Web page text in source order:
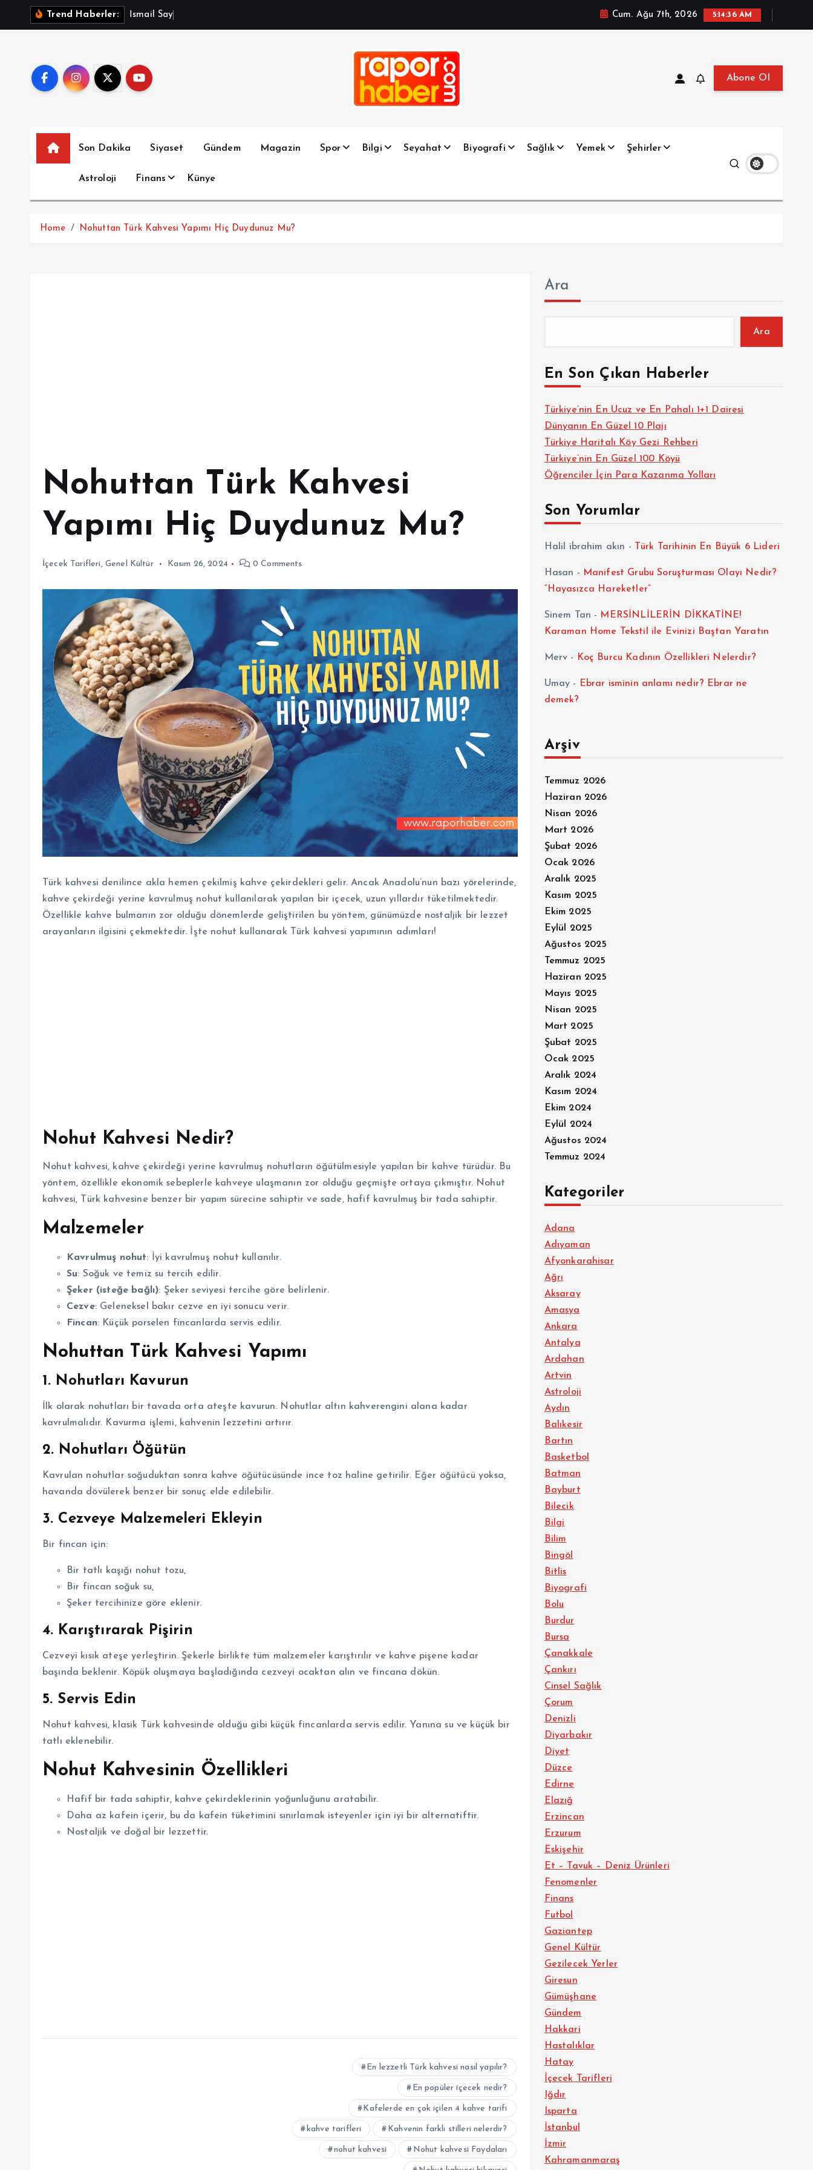
Trend Haberler: sma i Say Cum. Ağu 7th, 2026 5:14:37 AM
Abone Ol
Son Dakika Siyaset Gündem Magazin Spor Bilgi Seyahat Biyografi Sağlık Yemek Şehirler
Astroloji Finans Künye
Home Nohuttan Türk Kahvesi Yapımı Hiç Duydunuz Mu?
Nohuttan Türk Kahvesi
Yapımı Hiç Duydunuz Mu?
İçecek Tarifleri , Genel Kültür Kasım 26, 2024 0 Comments
Türk kahvesi denilince akla hemen çekilmiş kahve çekirdekleri gelir. Ancak Anadolu’nun bazı yörelerinde,
kahve çekirdeği yerine kavrulmuş nohut kullanılarak yapılan bir içecek, uzun yıllardır tüketilmektedir.
Özellikle kahve bulmanın zor olduğu dönemlerde geliştirilen bu yöntem, günümüzde nostaljik bir lezzet
arayanların ilgisini çekmektedir. İşte nohut kullanarak Türk kahvesi yapımının adımları!
Nohut Kahvesi Nedir?
Nohut kahvesi, kahve çekirdeği yerine kavrulmuş nohutların öğütülmesiyle yapılan bir kahve türüdür. Bu
yöntem, özellikle ekonomik sebeplerle kahveye ulaşmanın zor olduğu geçmişte ortaya çıkmıştır. Nohut
kahvesi, Türk kahvesine benzer bir yapım sürecine sahiptir ve sade, hafif kavrulmuş bir tada sahiptir.
Malzemeler
Kavrulmuş nohut: İyi kavrulmuş nohut kullanılır.
Su: Soğuk ve temiz su tercih edilir.
Şeker (isteğe bağlı): Şeker seviyesi tercihe göre belirlenir.
Cezve: Geleneksel bakır cezve en iyi sonucu verir.
Fincan: Küçük porselen fincanlarda servis edilir.
Nohuttan Türk Kahvesi Yapımı
1. Nohutları Kavurun
İlk olarak nohutları bir tavada orta ateşte kavurun. Nohutlar altın kahverengini alana kadar
kavrulmalıdır. Kavurma işlemi, kahvenin lezzetini artırır.
2. Nohutları Öğütün
Kavrulan nohutlar soğuduktan sonra kahve öğütücüsünde ince toz haline getirilir. Eğer öğütücü yoksa,
havanda dövülerek benzer bir sonuç elde edilebilir.
3. Cezveye Malzemeleri Ekleyin
Bir fincan için:
Bir tatlı kaşığı nohut tozu,
Bir fincan soğuk su,
Şeker tercihinize göre eklenir.
4. Karıştırarak Pişirin
Cezveyi kısık ateşe yerleştirin. Şekerle birlikte tüm malzemeler karıştırılır ve kahve pişene kadar
başında beklenir. Köpük oluşmaya başladığında cezveyi ocaktan alın ve fincana dökün.
5. Servis Edin
Nohut kahvesi, klasik Türk kahvesinde olduğu gibi küçük fincanlarda servis edilir. Yanına su ve küçük bir
tatlı eklenebilir.
Nohut Kahvesinin Özellikleri
Hafif bir tada sahiptir, kahve çekirdeklerinin yoğunluğunu aratabilir.
Daha az kafein içerir, bu da kafein tüketimini sınırlamak isteyenler için iyi bir alternatiftir.
Nostaljik ve doğal bir lezzettir.
En lezzetli Türk kahvesi nasıl yapılır?
En popüler içecek nedir?
Kafelerde en çok içilen 4 kahve tarifi
kahve tarifleri Kahvenin farklı stilleri nelerdir?
nohut kahvesi Nohut kahvesi Faydaları
Ara
Ara
En Son Çıkan Haberler
Türkiye’nin En Ucuz ve En Pahalı 1+1 Dairesi
Dünyanın En Güzel 10 Plajı
Türkiye Haritalı Köy Gezi Rehberi
Türkiye’nin En Güzel 100 Köyü
Öğrenciler İçin Para Kazanma Yolları
Son Yorumlar
Halil ibrahim akın - Türk Tarihinin En Büyük 6 Lideri
Hasan - Manifest Grubu Soruşturması Olayı Nedir?
“Hayasızca Hareketler”
Sinem Tan - MERSİNLİLERİN DİKKATİNE!
Karaman Home Tekstil ile Evinizi Baştan Yaratın
Merv - Koç Burcu Kadının Özellikleri Nelerdir?
Umay -
Ebrar isminin anlamı nedir? Ebrar ne
demek?
Arşiv
Temmuz 2026
Haziran 2026
Nisan 2026
Mart 2026
Şubat 2026
Ocak 2026
Aralık 2025
Kasım 2025
Ekim 2025
Eylül 2025
Ağustos 2025
Temmuz 2025
Haziran 2025
Mayıs 2025
Nisan 2025
Mart 2025
Şubat 2025
Ocak 2025
Aralık 2024
Kasım 2024
Ekim 2024
Eylül 2024
Ağustos 2024
Temmuz 2024
Kategoriler
Adana
Adıyaman
Afyonkarahisar
Ağrı
Aksaray
Amasya
Ankara
Antalya
Ardahan
Artvin
Astroloji
Aydın
Balıkesir
Bartın
Basketbol
Batman
Bayburt
Bilecik
Bilgi
Bilim
Bingöl
Bitlis
Biyografi
Bolu
Burdur
Bursa
Çanakkale
Çankırı
Cinsel Sağlık
Çorum
Denizli
Diyarbakır
Diyet
Düzce
Edirne
Elazığ
Erzincan
Erzurum
Eskişehir
Et – Tavuk – Deniz Ürünleri
Fenomenler
Finans
Futbol
Gaziantep
Genel Kültür
Gezilecek Yerler
Giresun
Gümüşhane
Gündem
Hakkari
Hastalıklar
Hatay
İçecek Tarifleri
Iğdır
Isparta
İstanbul
İzmir
Kahramanmaraş